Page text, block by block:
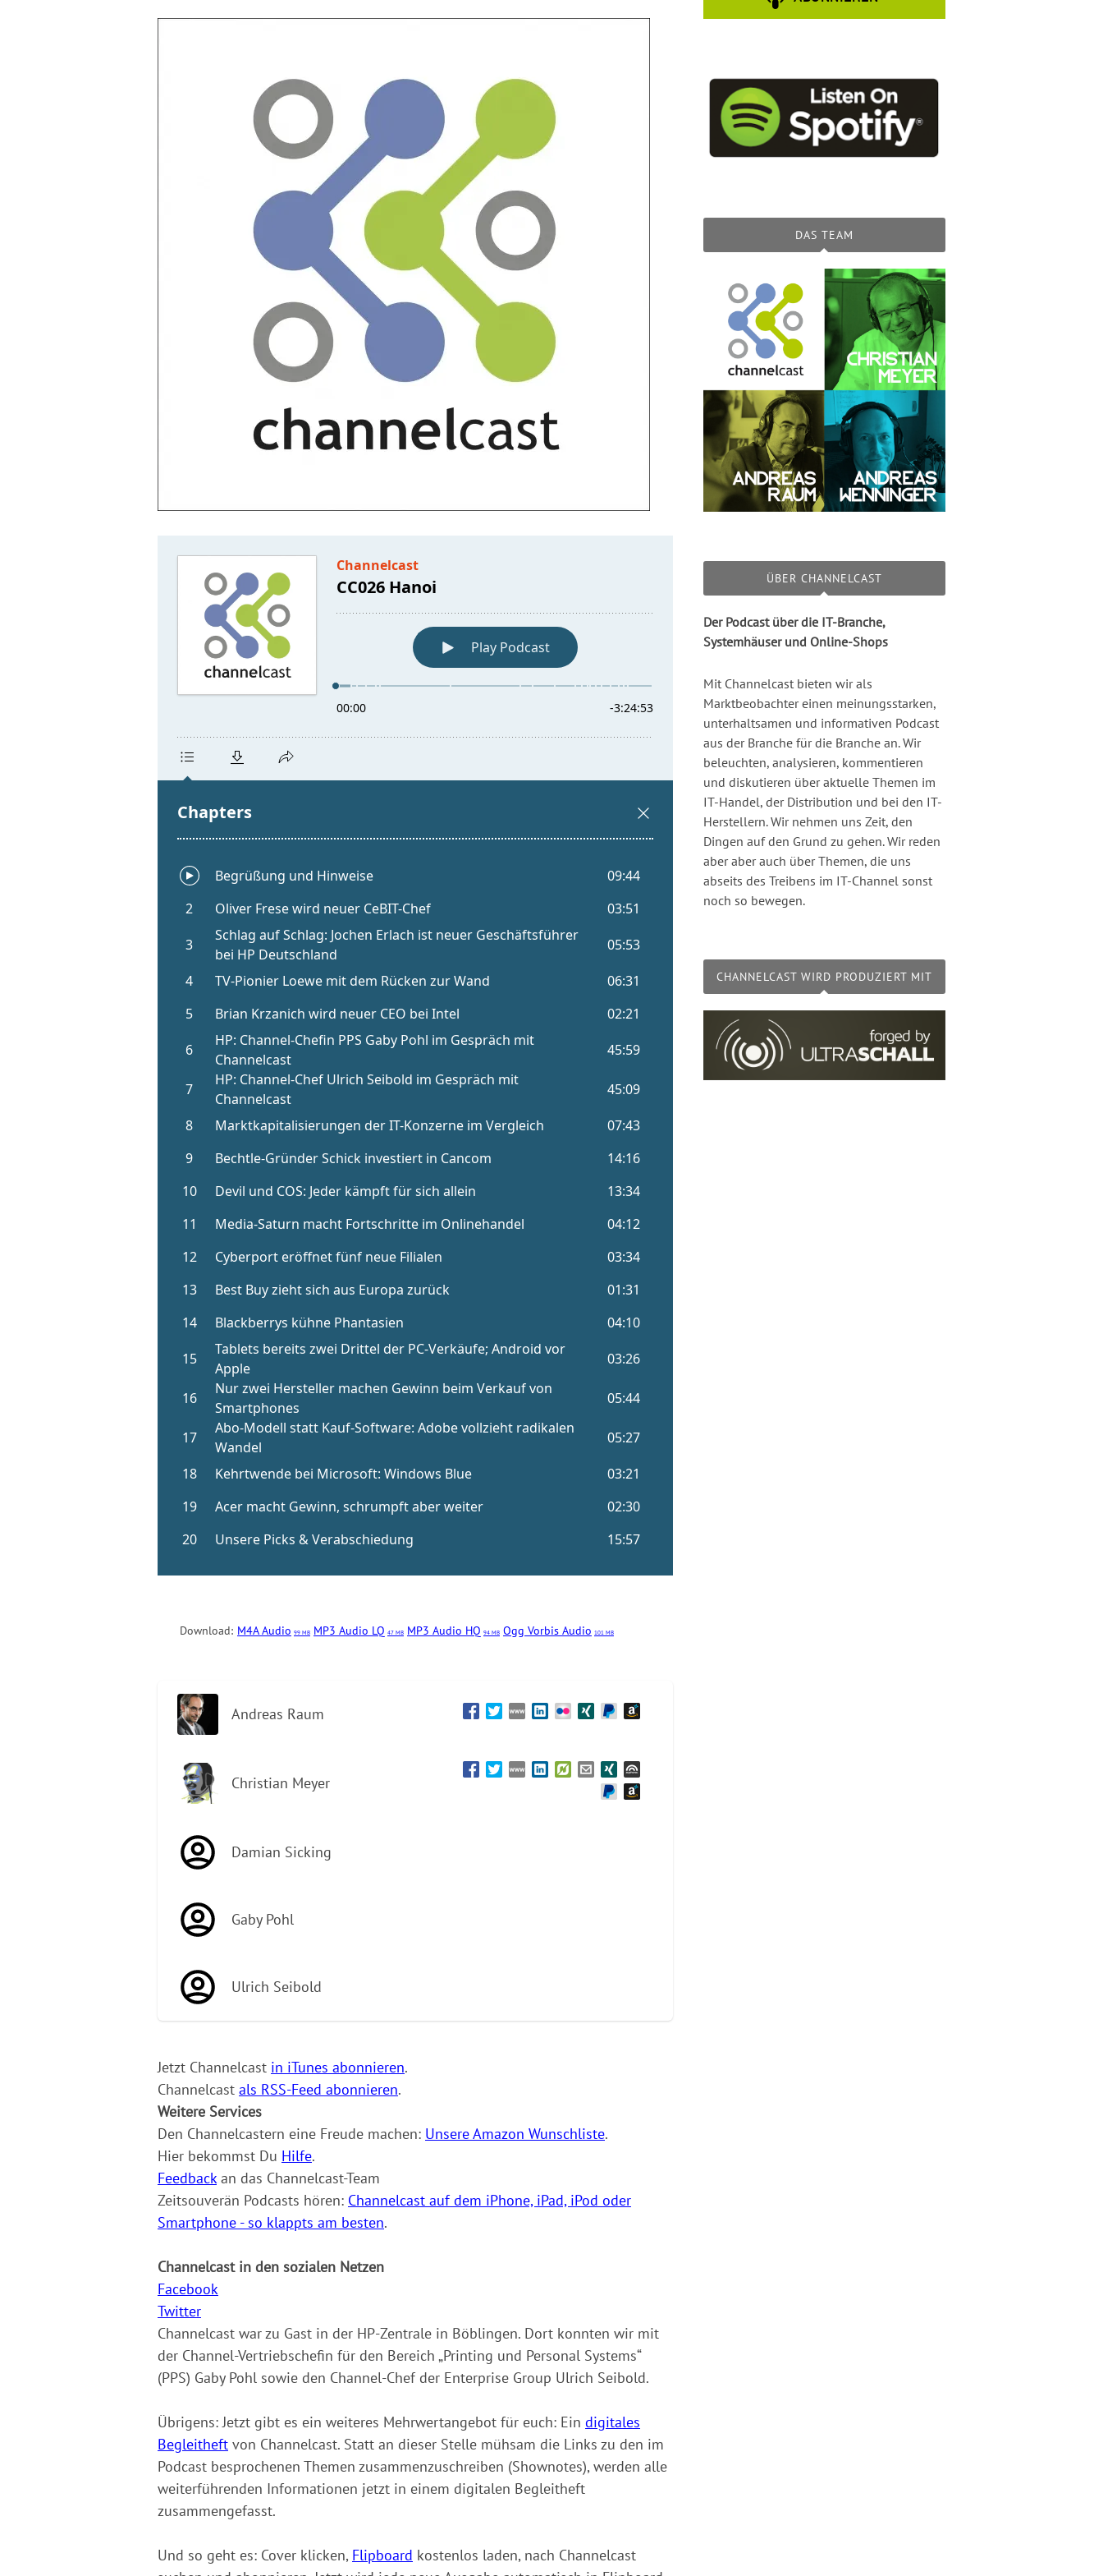
Download: M4A Audio 99 MB MP3 Audio LQ 47 MB MP3 Audio HQ 94 MB Ogg Vorbis Audio 101 MB
Andreas Raum
Christian Meyer
Damian Sicking
Gaby Pohl
Ulrich Seibold
Jetzt Channelcast in iTunes abonnieren.
Channelcast als RSS-Feed abonnieren.
Weitere Services
Den Channelcastern eine Freude machen: Unsere Amazon Wunschliste.
Hier bekommst Du Hilfe.
Feedback an das Channelcast-Team
Zeitsouverän Podcasts hören: Channelcast auf dem iPhone, iPad, iPod oder
Smartphone - so klappts am besten.
Channelcast in den sozialen Netzen
Facebook
Twitter
Channelcast war zu Gast in der HP-Zentrale in Böblingen. Dort konnten wir mit
der Channel-Vertriebschefin für den Bereich „Printing und Personal Systems“
(PPS) Gaby Pohl sowie den Channel-Chef der Enterprise Group Ulrich Seibold.
Übrigens: Jetzt gibt es ein weiteres Mehrwertangebot für euch: Ein digitales
Begleitheft von Channelcast. Statt an dieser Stelle mühsam die Links zu den im
Podcast besprochenen Themen zusammenzuschreiben (Shownotes), werden alle
weiterführenden Informationen jetzt in einem digitalen Begleitheft
zusammengefasst.
Und so geht es: Cover klicken, Flipboard kostenlos laden, nach Channelcast
DAS TEAM
ÜBER CHANNELCAST
Der Podcast über die IT-Branche,
Systemhäuser und Online-Shops
Mit Channelcast bieten wir als
Marktbeobachter einen meinungsstarken,
unterhaltsamen und informativen Podcast
aus der Branche für die Branche an. Wir
beleuchten, analysieren, kommentieren
und diskutieren über aktuelle Themen im
IT-Handel, der Distribution und bei den IT-
Herstellern. Wir nehmen uns Zeit, den
Dingen auf den Grund zu gehen. Wir reden
aber aber auch über Themen, die uns
abseits des Treibens im IT-Channel sonst
noch so bewegen.
CHANNELCAST WIRD PRODUZIERT MIT